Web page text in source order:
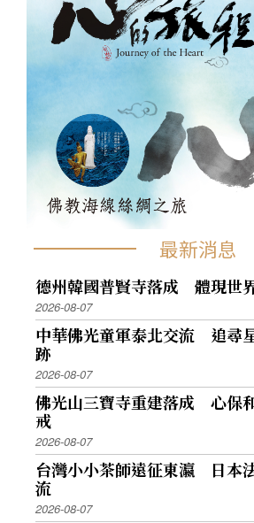
最新消息
德州韓國普賢寺落成 體現世
2026-08-07
中華佛光童軍泰北交流 追尋
跡
2026-08-07
佛光山三寶寺重建落成 心保
戒
2026-08-07
台灣小小茶師遠征東瀛 日本
流
2026-08-07